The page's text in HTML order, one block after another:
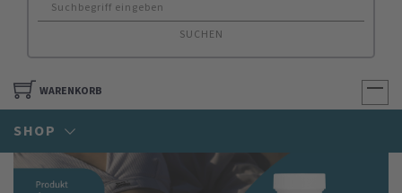
SUCHEN
WARENKORB
SHOP